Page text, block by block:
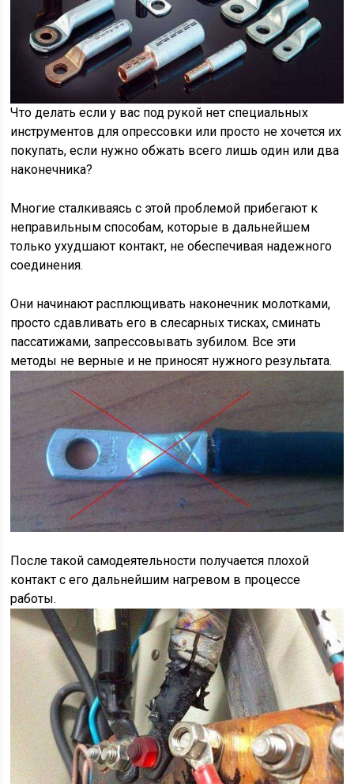
Что делать если у вас под рукой нет специальных
инструментов для опрессовки или просто не хочется их
покупать, если нужно обжать всего лишь один или два
наконечника?
Многие сталкиваясь с этой проблемой прибегают к
неправильным способам, которые в дальнейшем
только ухудшают контакт, не обеспечивая надежного
соединения.
Они начинают расплющивать наконечник молотками,
просто сдавливать его в слесарных тисках, сминать
пассатижами, запрессовывать зубилом. Все эти
методы не верные и не приносят нужного результата.
После такой самодеятельности получается плохой
контакт с его дальнейшим нагревом в процессе
работы.